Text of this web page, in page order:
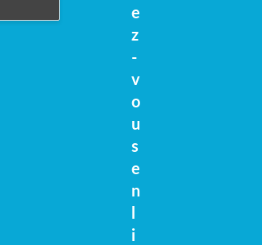
e
z
-
v
o
u
s
e
n
i